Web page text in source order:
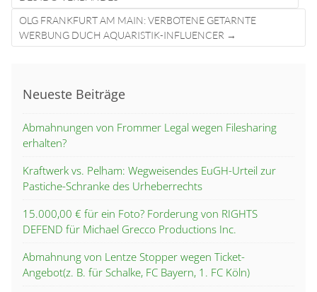
OLG FRANKFURT AM MAIN: VERBOTENE GETARNTE
WERBUNG DUCH AQUARISTIK-INFLUENCER →
Neueste Beiträge
Abmahnungen von Frommer Legal wegen Filesharing
erhalten?
Kraftwerk vs. Pelham: Wegweisendes EuGH-Urteil zur
Pastiche-Schranke des Urheberrechts
15.000,00 € für ein Foto? Forderung von RIGHTS
DEFEND für Michael Grecco Productions Inc.
Abmahnung von Lentze Stopper wegen Ticket-
Angebot(z. B. für Schalke, FC Bayern, 1. FC Köln)